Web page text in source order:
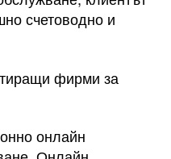
счетоводно и
фирми за
онлайн